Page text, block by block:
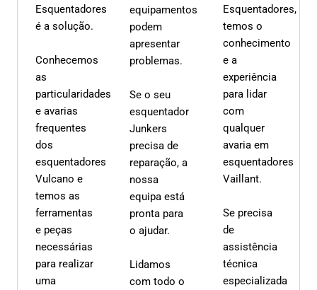
Esquentadores
é a solução.
Conhecemos
as
particularidades
e avarias
frequentes
dos
esquentadores
Vulcano e
temos as
ferramentas
e peças
necessárias
para realizar
uma
equipamentos
podem
apresentar
problemas.
Se o seu
esquentador
Junkers
precisa de
reparação, a
nossa
equipa está
pronta para
o ajudar.
Lidamos
com todo o
Esquentadores,
temos o
conhecimento
e a
experiência
para lidar
com
qualquer
avaria em
esquentadores
Vaillant.
Se precisa
de
assistência
técnica
especializada